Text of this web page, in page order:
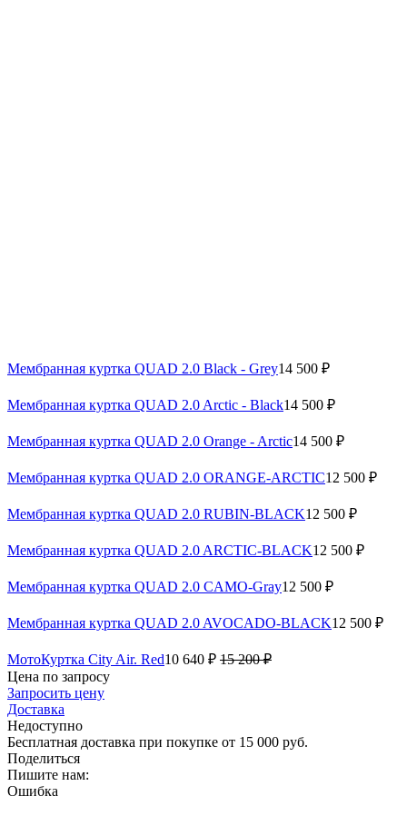
Мембранная куртка QUAD 2.0 Black - Grey14 500 ₽
Мембранная куртка QUAD 2.0 Arctic - Black14 500 ₽
Мембранная куртка QUAD 2.0 Orange - Arctic14 500 ₽
Мембранная куртка QUAD 2.0 ORANGE-ARCTIC12 500 ₽
Мембранная куртка QUAD 2.0 RUBIN-BLACK12 500 ₽
Мембранная куртка QUAD 2.0 ARCTIC-BLACK12 500 ₽
Мембранная куртка QUAD 2.0 CAMO-Gray12 500 ₽
Мембранная куртка QUAD 2.0 AVOCADO-BLACK12 500 ₽
МотоКуртка City Air. Red10 640 ₽ 15 200 ₽
Цена по запросу
Запросить цену
Доставка
Недоступно
Бесплатная доставка при покупке от 15 000 руб.
Поделиться
Пишите нам:
Ошибка